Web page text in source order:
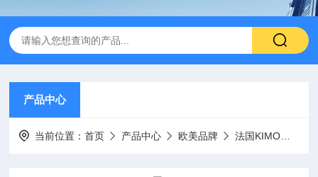
产品中心
当前位置：首页 产品中心 欧美品牌 法国KIMO微差压变送器